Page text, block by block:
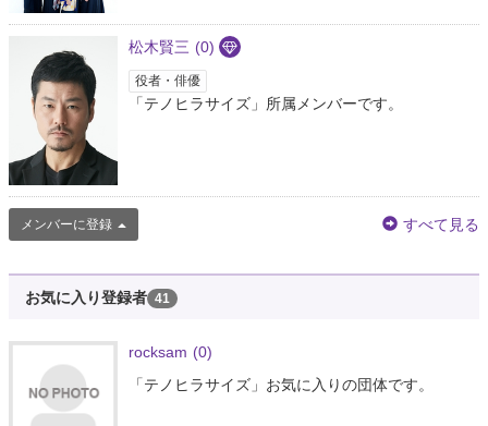
松木賢三 (0)
役者・俳優
「テノヒラサイズ」所属メンバーです。
メンバーに登録 すべて見る
お気に入り登録者 41
rocksam (0)
「テノヒラサイズ」お気に入りの団体です。